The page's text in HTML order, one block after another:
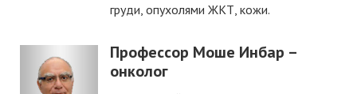
груди, опухолями ЖКТ, кожи.
Профессор Моше Инбар –
онколог